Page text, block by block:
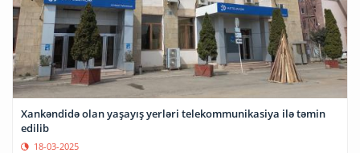
Xankəndidə olan yaşayış yerləri telekommunikasiya ilə təmin
edilib
18-03-2025